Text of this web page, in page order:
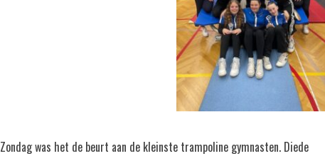
Zondag was het de beurt aan de kleinste trampoline gymnasten. Diede